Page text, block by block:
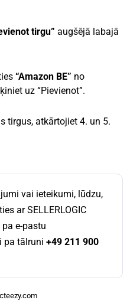
tirgu” augšējā labajā
“Amazon BE” no
uz “Pievienot”.
tirgus, atkārtojiet 4. un 5.
vai ieteikumi, lūdzu,
ar SELLERLOGIC
e-pastu
pa tālruni +49 211 900